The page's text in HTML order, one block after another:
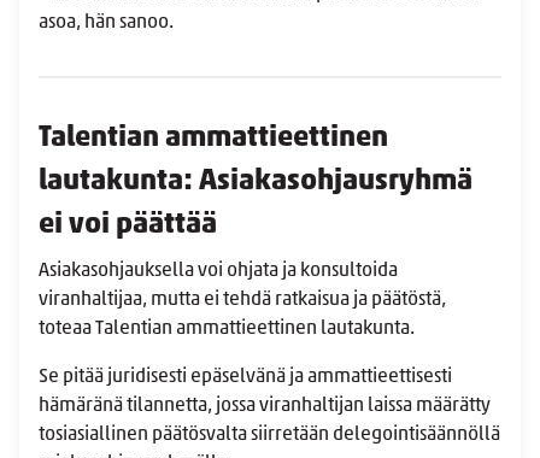
asoa, hän sanoo.
Talentian ammattieettinen
lautakunta: Asiakasohjausryhmä
ei voi päättää
Asiakasohjauksella voi ohjata ja konsultoida
viranhaltijaa, mutta ei tehdä ratkaisua ja päätöstä,
toteaa Talentian ammattieettinen lautakunta.
Se pitää juridisesti epäselvänä ja ammattieettisesti
hämäränä tilannetta, jossa viranhaltijan laissa määrätty
tosiasiallinen päätösvalta siirretään delegointisäännöllä